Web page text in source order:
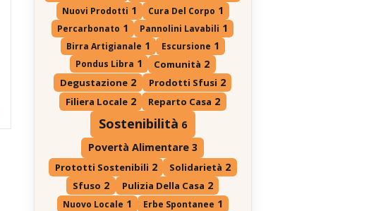
Nuovi Prodotti 1 Cura Del Corpo 1
Percarbonato 1 Pannolini Lavabili 1
Birra Artigianale 1 Escursione 1
Pondus Libra 1 Comunità 2
Degustazione 2 Prodotti Sfusi 2
Filiera Locale 2 Reparto Casa 2
Sostenibilità 6
Povertà Alimentare 3
Prototti Sostenibili 2 Solidarietà 2
Sfuso 2 Pulizia Della Casa 2
Nuovo Locale 1 Erbe Spontanee 1